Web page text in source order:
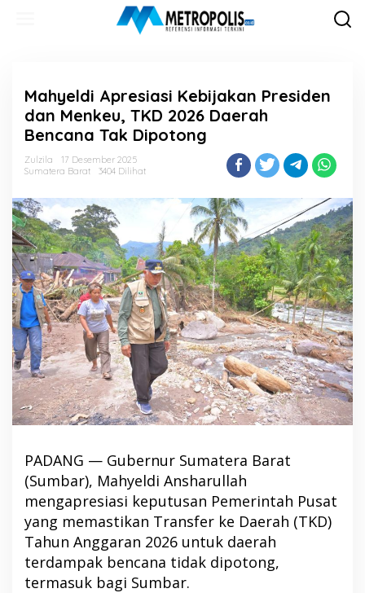
Mahyeldi Apresiasi Kebijakan Presiden
dan Menkeu, TKD 2026 Daerah
Bencana Tak Dipotong
Zulzila
17 Desember 2025
Sumatera Barat
3404 Dilihat
PADANG — Gubernur Sumatera Barat
(Sumbar), Mahyeldi Ansharullah
mengapresiasi keputusan Pemerintah Pusat
yang memastikan Transfer ke Daerah (TKD)
Tahun Anggaran 2026 untuk daerah
terdampak bencana tidak dipotong,
termasuk bagi Sumbar.